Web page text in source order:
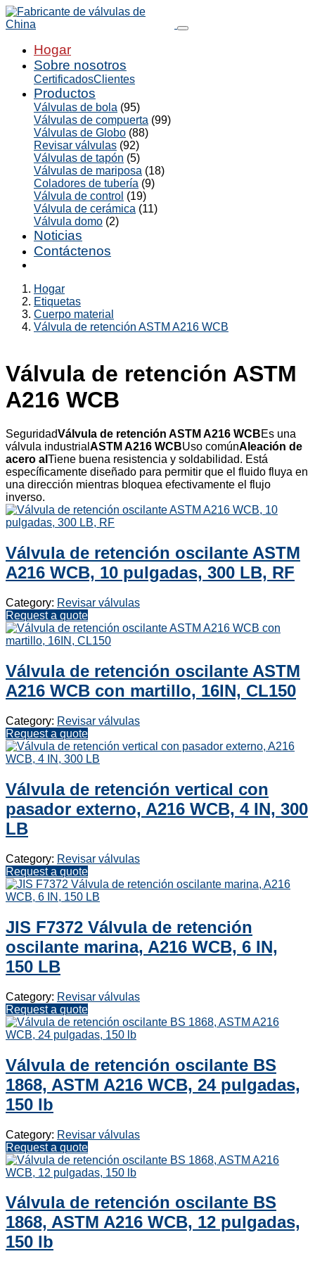
Hogar
Sobre nosotros
CertificadosClientes
Productos
Válvulas de bola (95)
Válvulas de compuerta (99)
Válvulas de Globo (88)
Revisar válvulas (92)
Válvulas de tapón (5)
Válvulas de mariposa (18)
Coladores de tubería (9)
Válvula de control (19)
Válvula de cerámica (11)
Válvula domo (2)
Noticias
Contáctenos
Hogar
Etiquetas
Cuerpo material
Válvula de retención ASTM A216 WCB
Válvula de retención ASTM
A216 WCB
SeguridadVálvula de retención ASTM A216 WCBEs una
válvula industrial ASTM A216 WCBUso comúnAleación de
acero al Tiene buena resistencia y soldabilidad. Está
específicamente diseñado para permitir que el fluido fluya en
una dirección mientras bloquea efectivamente el flujo
inverso.
Válvula de retención oscilante ASTM
A216 WCB, 10 pulgadas, 300 LB, RF
Category: Revisar válvulas
Request a quote
Válvula de retención oscilante ASTM
A216 WCB con martillo, 16IN, CL150
Category: Revisar válvulas
Request a quote
Válvula de retención vertical con
pasador externo, A216 WCB, 4 IN, 300
LB
Category: Revisar válvulas
Request a quote
JIS F7372 Válvula de retención
oscilante marina, A216 WCB, 6 IN,
150 LB
Category: Revisar válvulas
Request a quote
Válvula de retención oscilante BS
1868, ASTM A216 WCB, 24 pulgadas,
150 lb
Category: Revisar válvulas
Request a quote
Válvula de retención oscilante BS
1868, ASTM A216 WCB, 12 pulgadas,
150 lb